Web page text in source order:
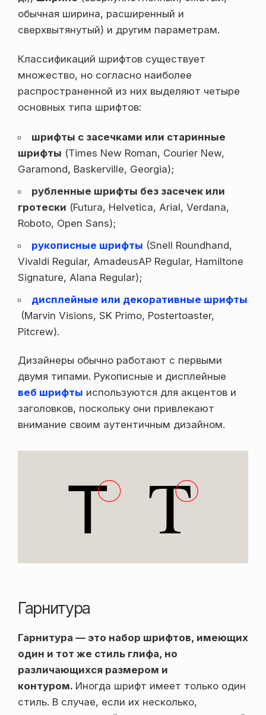
обычная ширина, расширенный и
сверхвытянутый) и другим параметрам.
Классификаций шрифтов существует
множество, но согласно наиболее
распространенной из них выделяют четыре
основных типа шрифтов:
шрифты с засечками или старинные
шрифты (Times New Roman, Courier New,
Garamond, Baskerville, Georgia);
рубленные шрифты без засечек или
гротески (Futura, Helvetica, Arial, Verdana,
Roboto, Open Sans);
рукописные шрифты (Snell Roundhand,
Vivaldi Regular, AmadeusAP Regular, Hamiltone
Signature, Alana Regular);
дисплейные или декоративные шрифты
(Marvin Visions, SK Primo, Postertoaster,
Pitcrew).
Дизайнеры обычно работают с первыми
двумя типами. Рукописные и дисплейные
веб шрифты используются для акцентов и
заголовков, поскольку они привлекают
внимание своим аутентичным дизайном.
Гарнитура
Гарнитура — это набор шрифтов, имеющих
один и тот же стиль глифа, но
различающихся размером и
контуром. Иногда шрифт имеет только один
стиль. В случае, если их несколько,